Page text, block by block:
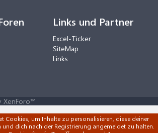
Links und Partner
Excel-Ticker
SiteMap
Links
XenForo™
Cookies, um Inhalte zu personalisieren, diese deiner
und dich nach der Registrierung angemeldet zu halten.